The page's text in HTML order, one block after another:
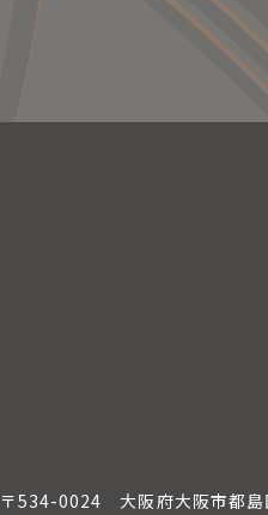
〒534-0024大阪府大阪市都